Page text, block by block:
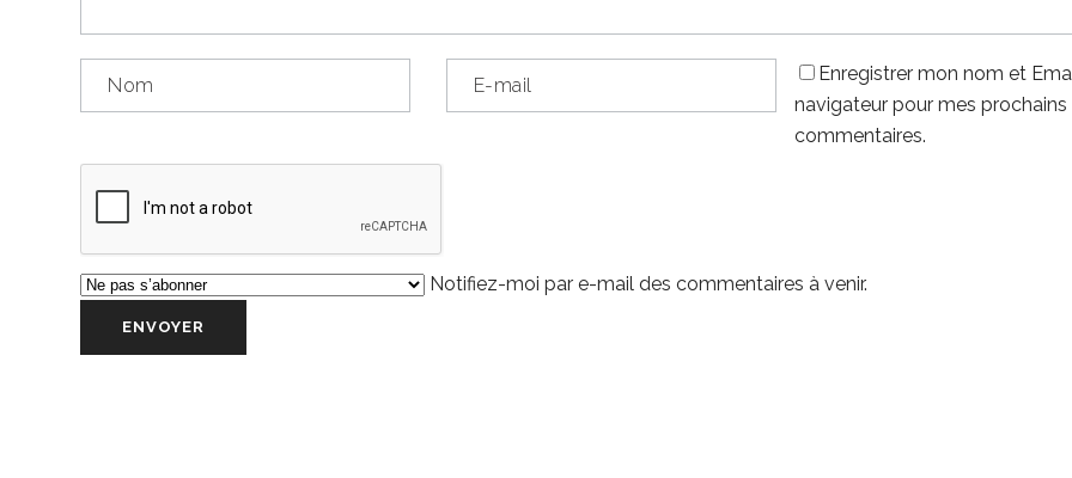
Enregistrer mon nom et
navigateur pour mes prochains
commentaires.
Notifiez-moi par e-mail des commentaires à venir.